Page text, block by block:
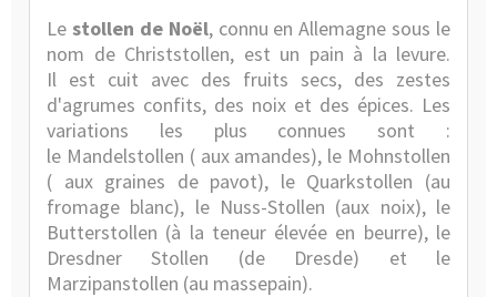
Le stollen de Noël, connu en Allemagne sous le
nom de Christstollen, est un pain à la levure.
Il est cuit avec des fruits secs, des zestes
d'agrumes confits, des noix et des épices. Les
variations les plus connues sont :
le Mandelstollen ( aux amandes), le Mohnstollen
( aux graines de pavot), le Quarkstollen (au
fromage blanc), le Nuss-Stollen (aux noix), le
Butterstollen (à la teneur élevée en beurre), le
Dresdner Stollen (de Dresde) et le
Marzipanstollen (au massepain).